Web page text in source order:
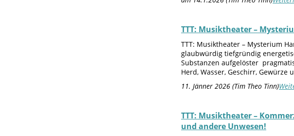
TTT: Musiktheater –
TTT: Musiktheater – Mysterium
glaubwürdig tiefgründig
Substanzen aufgelöster
Herd, Wasser, Geschirr,
11. Jänner 2026 (Tim Theo Tinn)
TTT: Musiktheater –
und andere Unwesen!